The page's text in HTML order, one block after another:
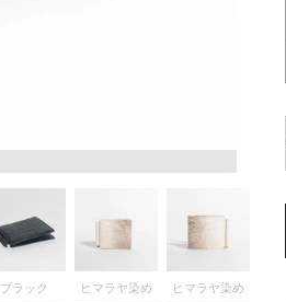
ブラック ヒマラヤ染め ヒマラヤ染め